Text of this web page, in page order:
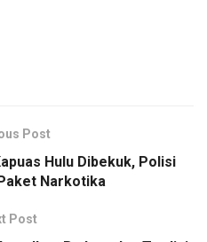
Post
Hulu Dibekuk, Polisi
Narkotika
Post